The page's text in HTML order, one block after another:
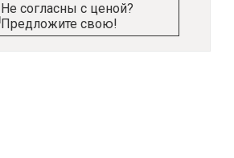
Не согласны с ценой?
Предложите свою!